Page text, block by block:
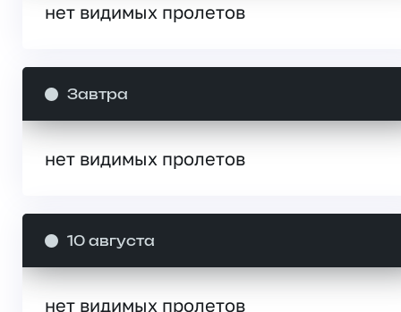
нет видимых пролетов
Завтра
нет видимых пролетов
10 августа
нет видимых пролетов